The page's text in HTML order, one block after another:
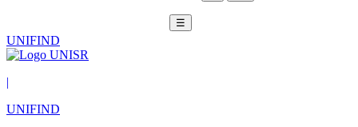
☰
UNIFIND
|
UNIFIND